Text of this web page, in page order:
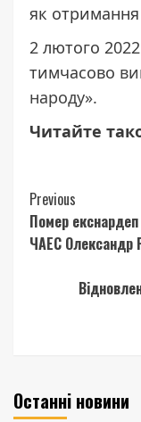
як
2 лютого
тимчасово
народу».
Читайте
Continue
Reading
Previous
Помер екснардеп
ЧАЕС Олександр
Останні новини